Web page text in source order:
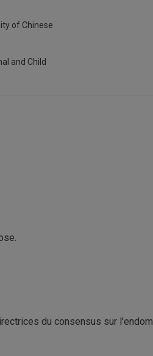
of Chinese
and Child
du consensus sur